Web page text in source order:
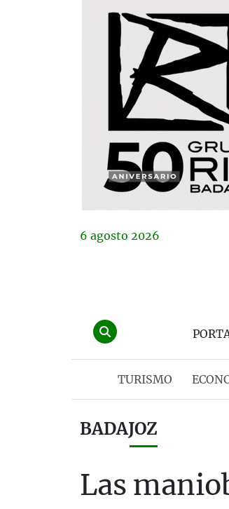
6 agosto 2026
TURISMO
BADAJOZ
Las